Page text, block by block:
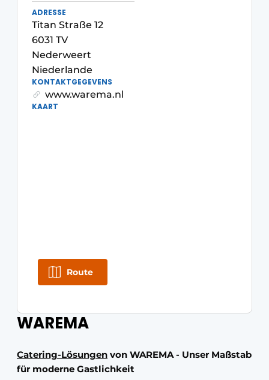
Profil | Plattform für Fenster, Türen,
Fassadentechnik, Sicherheit
Einladung zu einem Rundtischgespräch - 20 Jahre
Profil
Ein Stellenangebot registrieren
WAREMA
Catering-Lösungen von WAREMA - Unser Maßstab
für moderne Gastlichkeit
ADRESSE
Titan Straße 12
6031 TV
Nederweert
Niederlande
KONTAKTGEGEVENS
www.warema.nl
KAART
Route